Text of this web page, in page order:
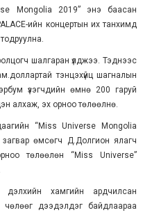
Mongolia 2019” энэ баасан
ийн концертын их танхимд
шалгаран үлджээ. Тэднээс
тэнцэхүйц шагналын
үзэгчдийн өмнө 200 гаруй
алхаж, эх орноо төлөөлнө.
“Miss Universe Mongolia
өмсөгч Д.Долгион ялагч
төлөөлөн “Miss Universe”
дэлхийн хамгийн ардчилсан
чөлөөг дээдэлдэг байдлаараа